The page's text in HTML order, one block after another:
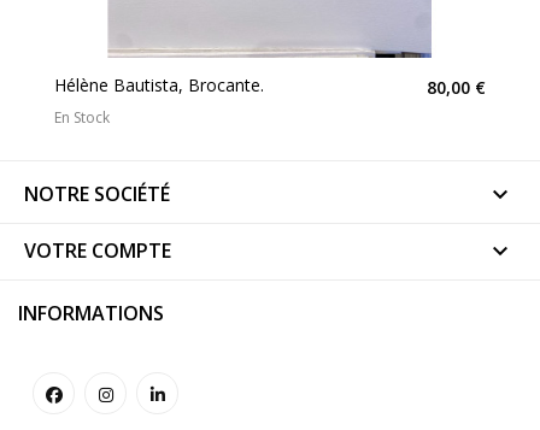
Hélène Bautista, Brocante. 80,00 €
En Stock
NOTRE SOCIÉTÉ 
VOTRE COMPTE 
INFORMATIONS